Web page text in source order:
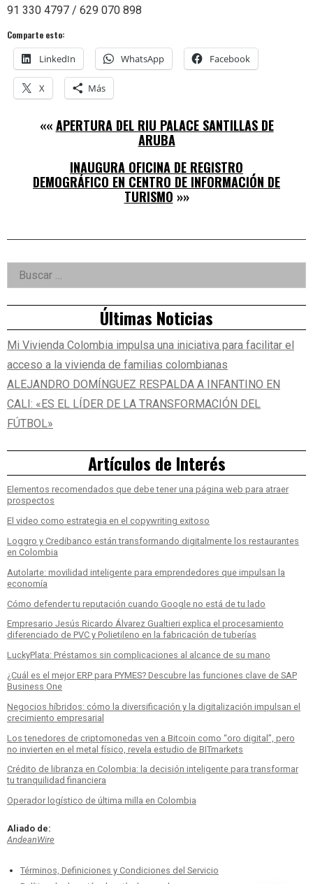
91 330 4797 / 629 070 898
Comparte esto:
LinkedIn WhatsApp Facebook
X Más
««APERTURA DEL RIU PALACE SANTILLAS DE
ARUBA
INAUGURA OFICINA DE REGISTRO
DEMOGRÁFICO EN CENTRO DE INFORMACIÓN DE
TURISMO »»
Right
Asides
Buscar:
Últimas Noticias
Mi Vivienda Colombia impulsa una iniciativa para facilitar el
acceso a la vivienda de familias colombianas
ALEJANDRO DOMÍNGUEZ RESPALDA A INFANTINO EN
CALI: «ES EL LÍDER DE LA TRANSFORMACIÓN DEL
FÚTBOL»
Artículos de Interés
Elementos recomendados que debe tener una página web para atraer
prospectos
El video como estrategia en el copywriting exitoso
Loggro y Credibanco están transformando digitalmente los restaurantes
en Colombia
Autolarte: movilidad inteligente para emprendedores que impulsan la
economía
Cómo defender tu reputación cuando Google no está de tu lado
Empresario Jesús Ricardo Álvarez Gualtieri explica el procesamiento
diferenciado de PVC y Polietileno en la fabricación de tuberías
LuckyPlata: Préstamos sin complicaciones al alcance de su mano
¿Cuál es el mejor ERP para PYMES? Descubre las funciones clave de SAP
Business One
Negocios híbridos: cómo la diversificación y la digitalización impulsan el
crecimiento empresarial
Los tenedores de criptomonedas ven a Bitcoin como “oro digital”, pero
no invierten en el metal físico, revela estudio de BITmarkets
Crédito de libranza en Colombia: la decisión inteligente para transformar
tu tranquilidad financiera
Operador logístico de última milla en Colombia
Aliado de:
AndeanWire
Términos, Definiciones y Condiciones del Servicio